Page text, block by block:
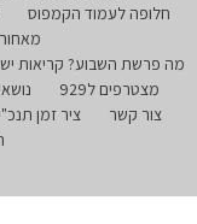
חלופה לעמוד הקמפוס
מה פרשת השבוע? קריאות
מצטרפים ל929
צור קשר
ציר זמן